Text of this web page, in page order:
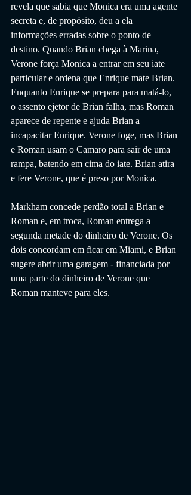
revela que sabia que Monica era uma agente
secreta e, de propósito, deu a ela
informações erradas sobre o ponto de
destino. Quando Brian chega à Marina,
Verone força Monica a entrar em seu iate
particular e ordena que Enrique mate Brian.
Enquanto Enrique se prepara para matá-lo,
o assento ejetor de Brian falha, mas Roman
aparece de repente e ajuda Brian a
incapacitar Enrique. Verone foge, mas Brian
e Roman usam o Camaro para sair de uma
rampa, batendo em cima do iate. Brian atira
e fere Verone, que é preso por Monica.
Markham concede perdão total a Brian e
Roman e, em troca, Roman entrega a
segunda metade do dinheiro de Verone. Os
dois concordam em ficar em Miami, e Brian
sugere abrir uma garagem - financiada por
uma parte do dinheiro de Verone que
Roman manteve para eles.